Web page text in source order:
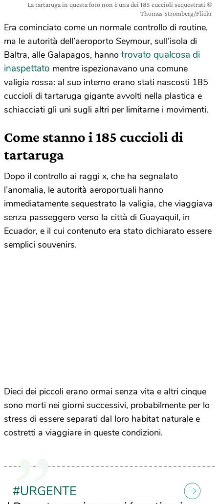
La tartaruga in questa foto non è una dei 185 cuccioli sequestrati ©
Thomas Stromberg/Flickr
Era cominciato come un normale controllo di routine,
ma le autorità dell’aeroporto Seymour, sull’isola di
Baltra, alle Galapagos, hanno trovato qualcosa di
inaspettato mentre ispezionavano una comune
valigia rossa: al suo interno erano stati nascosti 185
cuccioli di tartaruga gigante avvolti nella plastica e
schiacciati gli uni sugli altri per limitarne i movimenti.
Come stanno i 185 cuccioli di
tartaruga
Dopo il controllo ai raggi x, che ha segnalato
l’anomalia, le autorità aeroportuali hanno
immediatamente sequestrato la valigia, che viaggiava
senza passeggero verso la città di Guayaquil, in
Ecuador, e il cui contenuto era stato dichiarato essere
semplici souvenirs.
Dieci dei piccoli erano ormai senza vita e altri cinque
sono morti nei giorni successivi, probabilmente per lo
stress di essere separati dal loro habitat naturale e
costretti a viaggiare in queste condizioni.
#URGENTE